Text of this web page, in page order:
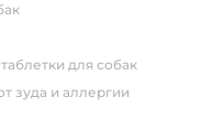
для собак
зуда и аллергии